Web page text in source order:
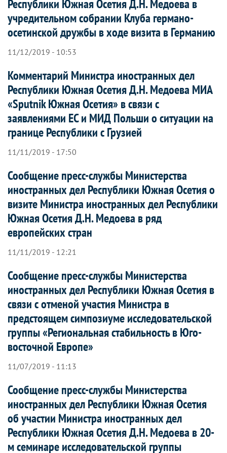
Республики Южная Осетия Д.Н. Медоева в
учредительном собрании Клуба германо-
осетинской дружбы в ходе визита в Германию
11/12/2019 - 10:53
Комментарий Министра иностранных дел
Республики Южная Осетия Д.Н. Медоева МИА
«Sputnik Южная Осетия» в связи с
заявлениями ЕС и МИД Польши о ситуации на
границе Республики с Грузией
11/11/2019 - 17:50
Сообщение пресс-службы Министерства
иностранных дел Республики Южная Осетия о
визите Министра иностранных дел Республики
Южная Осетия Д.Н. Медоева в ряд
европейских стран
11/11/2019 - 12:21
Сообщение пресс-службы Министерства
иностранных дел Республики Южная Осетия в
связи с отменой участия Министра в
предстоящем симпозиуме исследовательской
группы «Региональная стабильность в Юго-
восточной Европе»
11/07/2019 - 11:13
Сообщение пресс-службы Министерства
иностранных дел Республики Южная Осетия
об участии Министра иностранных дел
Республики Южная Осетия Д.Н. Медоева в 20-
м семинаре исследовательской группы